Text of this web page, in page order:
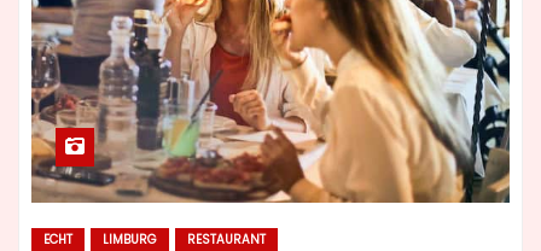
ECHT LIMBURG RESTAURANT